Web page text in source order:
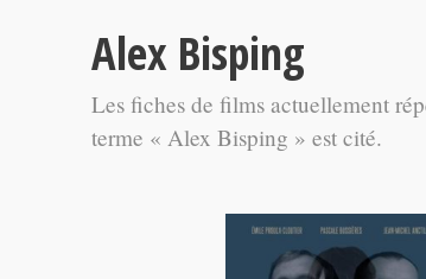
Alex Bisping
Les fiches de films actuellement
terme « Alex Bisping » est cité.